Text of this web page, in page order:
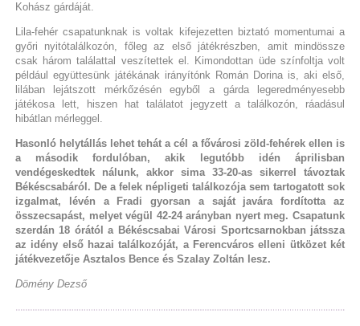
Kohász gárdáját.
Lila-fehér csapatunknak is voltak kifejezetten biztató momentumai a
győri nyitótalálkozón, főleg az első játékrészben, amit mindössze
csak három találattal veszítettek el. Kimondottan üde színfoltja volt
például együttesünk játékának irányítónk Román Dorina is, aki első,
lilában lejátszott mérkőzésén egyből a gárda legeredményesebb
játékosa lett, hiszen hat találatot jegyzett a találkozón, ráadásul
hibátlan mérleggel.
Hasonló helytállás lehet tehát a cél a fővárosi zöld-fehérek ellen is
a második fordulóban, akik legutóbb idén áprilisban
vendégeskedtek nálunk, akkor sima 33-20-as sikerrel távoztak
Békéscsabáról. De a felek népligeti találkozója sem tartogatott sok
izgalmat, lévén a Fradi gyorsan a saját javára fordította az
összecsapást, melyet végül 42-24 arányban nyert meg. Csapatunk
szerdán 18 órától a Békéscsabai Városi Sportcsarnokban játssza
az idény első hazai találkozóját, a Ferencváros elleni ütközet két
játékvezetője Asztalos Bence és Szalay Zoltán lesz.
Dömény Dezső